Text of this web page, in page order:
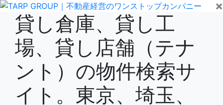
×
貸し倉庫、貸し工
場、貸し店舗（テナ
ント）の物件検索サ
イト。東京、埼玉、